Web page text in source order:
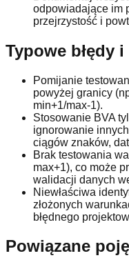
odpowiadające im
przejrzystość i
Typowe błędy i
Pomijanie
powyżej granicy
min+1/max-1).
Stosowanie BVA
ignorowanie
ciągów znaków,
Brak testowania
max+1), co może
walidacji danych
Niewłaściwa
złożonych
błędnego
Powiązane